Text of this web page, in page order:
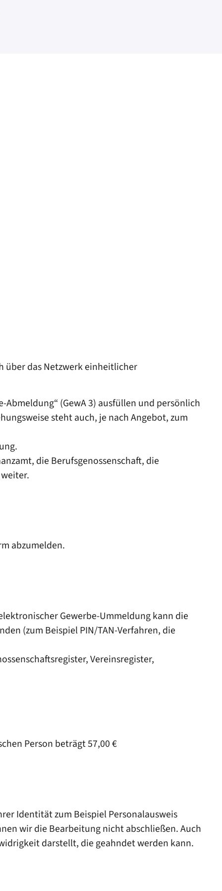
über das Netzwerk einheitlicher
(GewA 3) ausfüllen und persönlich
steht auch, je nach Angebot, zum
die Berufsgenossenschaft, die
abzumelden.
Gewerbe-Ummeldung kann die
(zum Beispiel PIN/TAN-Verfahren, die
Vereinsregister,
Person beträgt 57,00 €
Identität zum Beispiel Personalausweis
wir die Bearbeitung nicht abschließen. Auch
darstellt, die geahndet werden kann.